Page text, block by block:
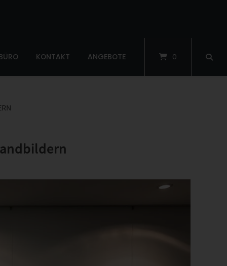
KONTAKT ANGEBOTE 0